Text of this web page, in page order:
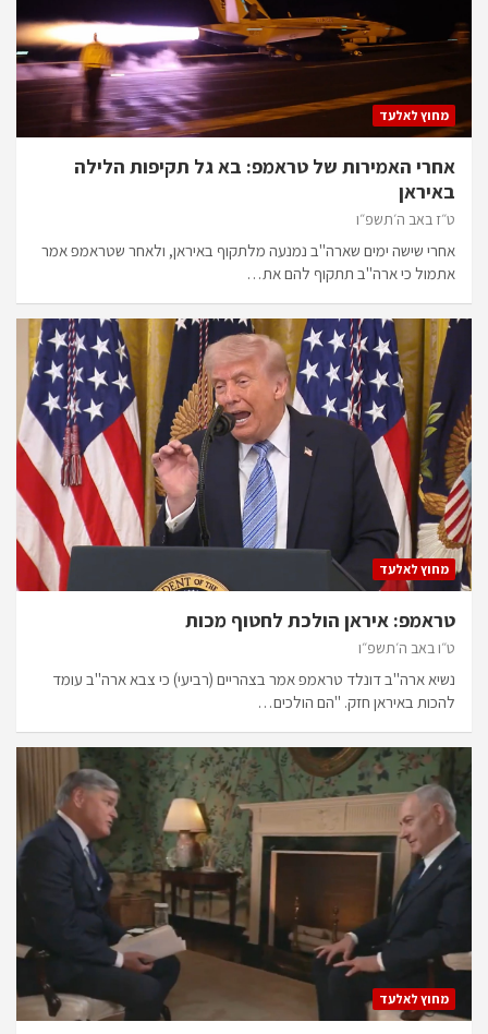
מחוץ לאלעד
אחרי האמירות של טראמפ: בא גל תקיפות הלילה
באיראן
ט״ז באב ה׳תשפ״ו
אחרי שישה ימים שארה"ב נמנעה מלתקוף באיראן, ולאחר שטראמפ אמר
אתמול כי ארה"ב תתקוף להם את…
מחוץ לאלעד
טראמפ: איראן הולכת לחטוף מכות
ט״ו באב ה׳תשפ״ו
נשיא ארה"ב דונלד טראמפ אמר בצהריים (רביעי) כי צבא ארה"ב עומד
להכות באיראן חזק. "הם הולכים…
מחוץ לאלעד